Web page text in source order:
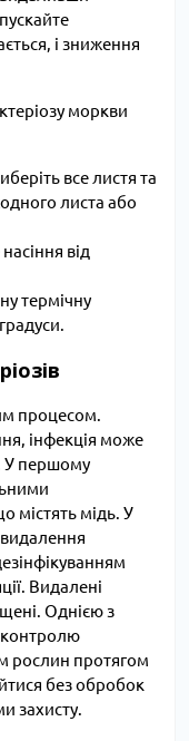
і зниження
моркви
все листя та
листа або
від
термічну
процесом.
інфекція може
У першому
містять мідь. У
Видалені
Однією з
контролю
рослин протягом
без обробок
захисту.